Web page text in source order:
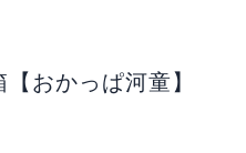
おかっぱ河童】